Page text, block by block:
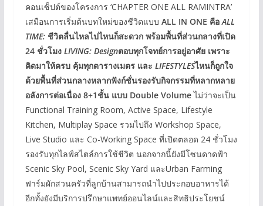
คอนเซ็ปต์ของโครงการ ‘CHAPTER ONE ALL RAMINTRA’
เสมือนการเริ่มต้นบทใหม่ของชีวิตแบบ ALL IN ONE คือ ALL
TIME: ชีวิตลื่นไหลไปไหนก็สะดวก พร้อมพื้นที่ส่วนกลางที่เปิด
24 ชั่วโมง LIVING: Designตอบทุกโจทย์การอยู่อาศัย เพราะ
คิดมาให้ครบ คุ้มทุกตารางเมตร และ LIFESTYLESไหนก็ถูกใจ
ด้วยพื้นที่ส่วนกลางหลากฟังก์ชั่นรองรับกิจกรรมที่หลากหลาย
อลังการต่อเนื่อง 8+1ชั้น แบบ Double Volumeไม่ว่าจะเป็น
Functional Training Room, Active Space, Lifestyle
Kitchen, Multiplay Space รวมไปถึง Workshop Space,
Live Studio และ Co-Working Space ที่เปิดตลอด 24 ชั่วโมง
รองรับทุกไลฟ์สไตล์การใช้ชีวิต นอกจากนี้ยังมีโซนดาดฟ้า
Scenic Sky Pool, Scenic Sky Yard และUrban Farming
ฟาร์มผักสวนครัวที่ลูกบ้านสามารถนำไปประกอบอาหารได้
อีกทั้งยังมีบริการปรึกษาแพทย์ออนไลน์และสิทธิประโยชน์